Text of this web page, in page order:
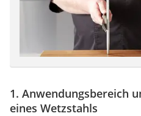
1. Anwendungsbereich
eines Wetzstahls